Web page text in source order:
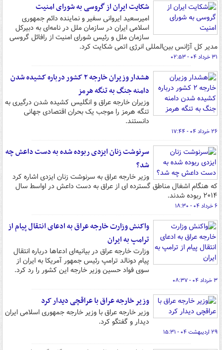
شکایت ایران از گروسی به شورای امنیت
امیرسعید ایروانی سفیر و نماینده دائم جمهوری
اسلامی ایران در سازمان ملل در نامه‌ای به دبیرکل
سازمان ملل و رئیس شورای امنیت از رافائل گروسی
مدیر کل آژانس بین‌المللی انرژی اتمی شکایت کرد.
۳۱ خرداد ۰۴ - ۰۲:۵۳
هشدار وزیران خارجه ۲ کشور درباره کشیده شدن
دامنه جنگ به تنگه هرمز
وزیران خارجه عراق و انگلیس کشیده شدن درگیری به
تنگه هرمز را موجب یک بحران اقتصادی جهانی
دانستند.
۲۶ خرداد ۰۴ - ۱۷:۴۴
سرنوشت زنان ایزدی ربوده شده به دست داعش چه
شد؟
وزیر خارجه عراق به سرنوشت زنان ایزدی اشاره کرد
که هنگام اشغال مناطق گسترده ای از عراق به دست داعش در اواسط سال
۲۰۱۴ ربوده شدند.
۶ خرداد ۰۴ - ۱۸:۳۰
واکنش وزارت خارجه عراق به ادعای انتقال پیام از
ترامپ به ایران
وزارت خارجه عراق در بیانیه‌ای ادعاها درباره انتقال
پیام دونالد ترامپ رئیس جمهور آمریکا به ایران از
سوی فواد حسین وزیر خارجه این کشور را رد کرد.
۳ خرداد ۰۴ - ۰۸:۳۷
وزیر خارجه عراق با عراقچی دیدار کرد
وزیر خارجه عراق با وزیر خارجه جمهوری اسلامی ایران
دیدار و گفتگو کرد.
۲۹ اردیبهشت ۰۴ - ۱۵:۳۱